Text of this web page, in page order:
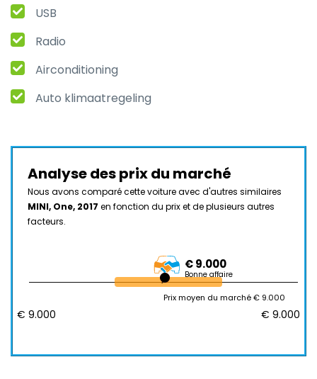
USB
Radio
Airconditioning
Auto klimaatregeling
Analyse des prix du marché
Nous avons comparé cette voiture avec d'autres similaires
MINI, One, 2017 en fonction du prix et de plusieurs autres
facteurs.
€ 9.000
Bonne affaire
Prix moyen du marché € 9.000
€ 9.000 € 9.000